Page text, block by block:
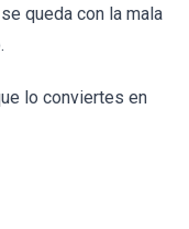
queda con la mala
lo conviertes en